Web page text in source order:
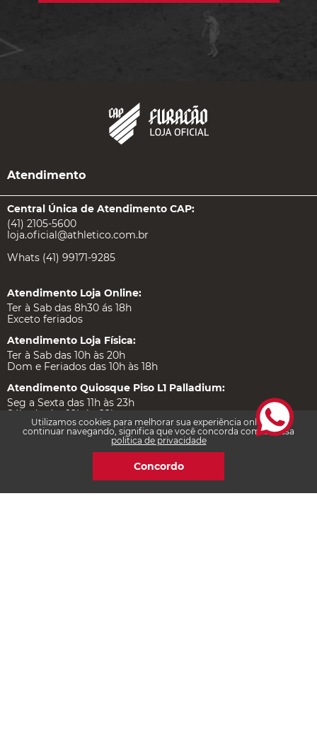
Utilizamos cookies para melhorar sua experiência online. Ao
continuar navegando, significa que você concorda com a nossa
politica de privacidade
Concordo
Atendimento
Central Única de Atendimento CAP:
(41) 2105-5600
loja.oficial@athletico.com.br
Whats (41) 99171-9285
Atendimento Loja Online:
Ter à Sab das 8h30 ás 18h
Exceto feriados
Atendimento Loja Física:
Ter à Sab das 10h às 20h
Dom e Feriados das 10h às 18h
Atendimento Quiosque Piso L1 Palladium:
Seg a Sexta das 11h às 23h
Sábado das 10h às 22h
Dom e Feriados das 14h às 20h